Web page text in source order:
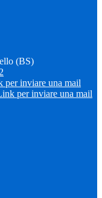
(BS)
per inviare una mail
per inviare una mail